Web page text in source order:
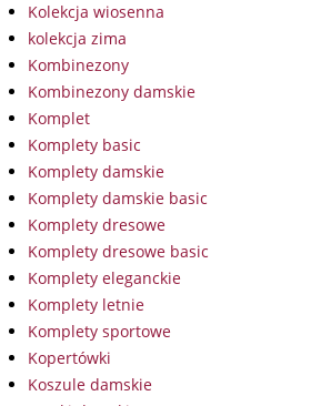
Kolekcja wiosenna
kolekcja zima
Kombinezony
Kombinezony damskie
Komplet
Komplety basic
Komplety damskie
Komplety damskie basic
Komplety dresowe
Komplety dresowe basic
Komplety eleganckie
Komplety letnie
Komplety sportowe
Kopertówki
Koszule damskie